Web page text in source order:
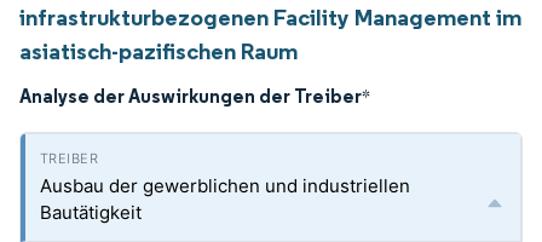
infrastrukturbezogenen Facility Management im
asiatisch-pazifischen Raum
Analyse der Auswirkungen der Treiber*
Ausbau der gewerblichen und industriellen
Bautätigkeit